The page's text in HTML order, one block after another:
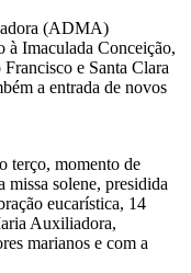
(ADMA)
à Imaculada Conceição,
e Santa Clara
a entrada de novos
terço, momento de
missa solene, presidida
eucarística, 14
Auxiliadora,
marianos e com a